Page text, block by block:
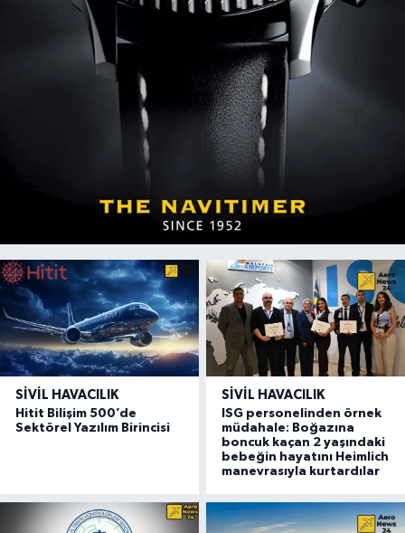
SIVIL HAVACILIK
Hitit Bilişim 500’de
Sektörel Yazılım Birincisi
SIVIL HAVACILIK
ISG personelinden örnek
müdahale: Boğazına
boncuk kaçan 2 yaşındaki
bebeğin hayatını Heimlich
manevrasıyla kurtardılar